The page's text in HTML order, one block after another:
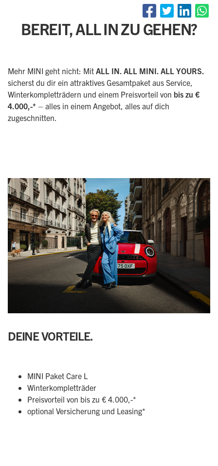
BEREIT, ALL IN ZU GEHEN?
Mehr MINI geht nicht: Mit ALL IN. ALL MINI. ALL YOURS.
sicherst du dir ein attraktives Gesamtpaket aus Service,
Winterkompletträdern und einem Preisvorteil von bis zu €
4.000,-* – alles in einem Angebot, alles auf dich
zugeschnitten.
DEINE VORTEILE.
MINI Paket Care L
Winterkompletträder
Preisvorteil von bis zu € 4.000,-*
optional Versicherung und Leasing*